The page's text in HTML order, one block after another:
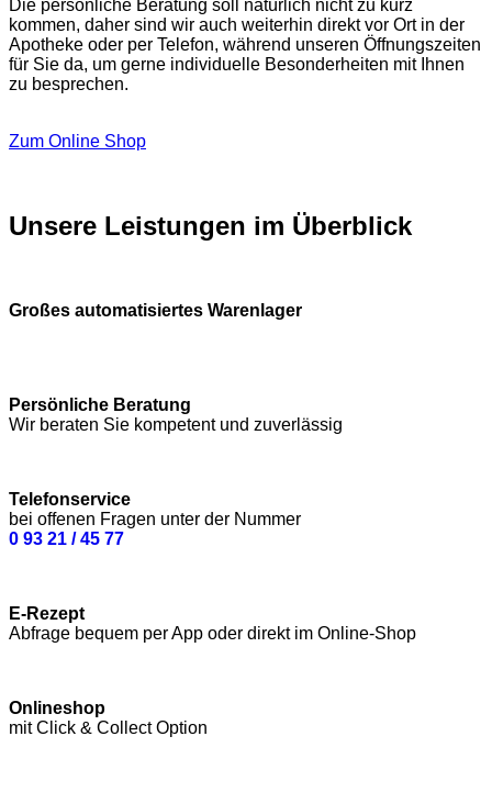
Die persönliche Beratung soll natürlich nicht zu kurz
kommen, daher sind wir auch weiterhin direkt vor Ort in der
Apotheke oder per Telefon, während unseren Öffnungszeiten
für Sie da, um gerne individuelle Besonderheiten mit Ihnen
zu besprechen.
Zum Online Shop
Unsere Leistungen im Überblick
Großes automatisiertes Warenlager
Persönliche Beratung
Wir beraten Sie kompetent und zuverlässig
Telefonservice
bei offenen Fragen unter der Nummer
0 93 21 / 45 77
E-Rezept
Abfrage bequem per App oder direkt im Online-Shop
Onlineshop
mit Click & Collect Option